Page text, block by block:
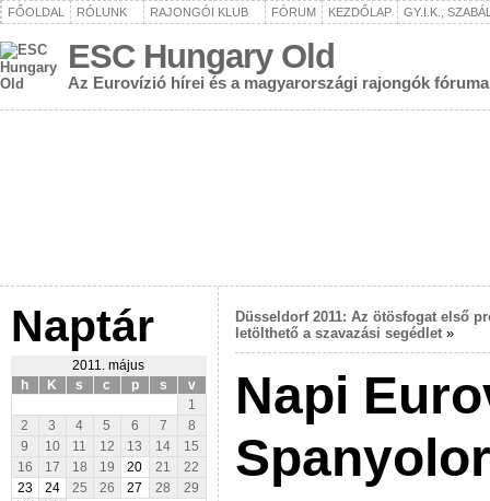
FŐOLDAL RÓLUNK RAJONGÓI KLUB FÓRUM KEZDŐLAP GY.I.K.,
ESC Hungary Old
Az Eurovízió hírei és a magyarországi rajongók fóruma
Naptár
2011. május
h
K s c p s
v
1
2
3 4 5 6 7
8
9
10 11 12 13 14
15
16
17 18 19 20 21
22
23
24 25 26 27 28
29
Düsseldorf 2011: Az ötösfogat első
letölthető a szavazási segédlet »
Napi